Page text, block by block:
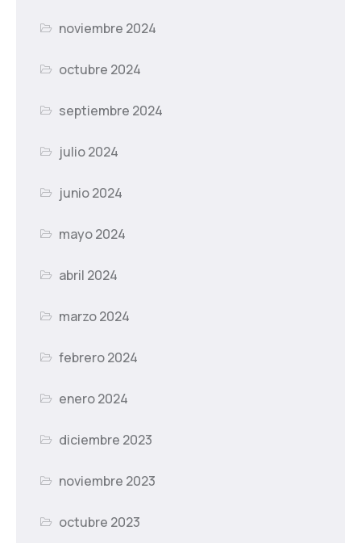
noviembre 2024
octubre 2024
septiembre 2024
julio 2024
junio 2024
mayo 2024
abril 2024
marzo 2024
febrero 2024
enero 2024
diciembre 2023
noviembre 2023
octubre 2023